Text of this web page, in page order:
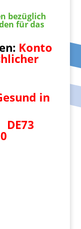
bezüglich
für das
Konto
in
DE73